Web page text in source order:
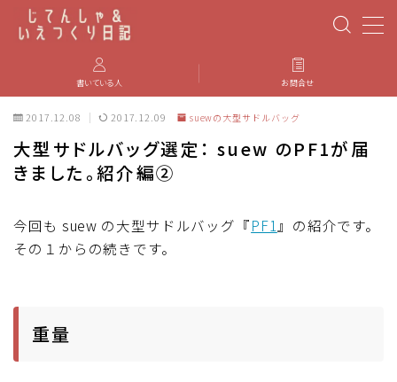
PBP(Paris-Brest-Paris)
エベレスティング
パーツのインプレ・カスタマイズ
カステリ
書いている人 お問合せ
2017.12.08 2017.12.09 suewの大型サドルバッグ
大型サドルバッグ選定： suew のPF1が届
きました。紹介編②
今回も suew の大型サドルバッグ『PF1 』の紹介です。
その１からの続きです。
重量